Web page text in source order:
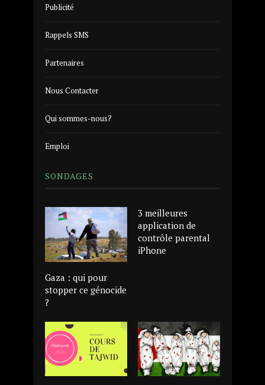
Publicité
Rappels SMS
Partenaires
Nous Contacter
Qui sommes-nous?
Emploi
SONDAGES
Gaza : qui pour
stopper ce génocide
?
3 meilleures
application de
contrôle parental
iPhone